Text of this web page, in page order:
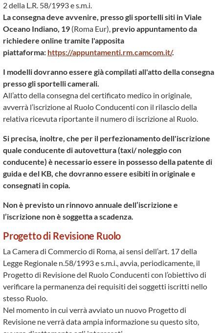
2 della L.R. 58/1993 e s.m.i.
La consegna deve avvenire, presso gli sportelli siti in Viale
Oceano Indiano, 19 (Roma Eur), previo appuntamento da
richiedere online tramite l'apposita
piattaforma: https://appuntamenti.rm.camcom.it/.
I modelli dovranno essere già compilati all'atto della consegna
presso gli sportelli camerali.
All’atto della consegna del certificato medico in originale,
avverrà l’iscrizione al Ruolo Conducenti con il rilascio della
relativa ricevuta riportante il numero di iscrizione al Ruolo.
Si precisa, inoltre, che per il perfezionamento dell'iscrizione
quale conducente di autovettura (taxi/ noleggio con
conducente) è necessario essere in possesso della patente di
guida e del KB, che dovranno essere esibiti in originale e
consegnati in copia.
Non è previsto un rinnovo annuale dell’iscrizione e
l’iscrizione non è soggetta a scadenza.
Progetto di Revisione Ruolo
La Camera di Commercio di Roma, ai sensi dell’art. 17 della
Legge Regionale n.58/1993 e s.m.i., avvia, periodicamente, il
Progetto di Revisione del Ruolo Conducenti con l’obiettivo di
verificare la permanenza dei requisiti dei soggetti iscritti nello
stesso Ruolo.
Nel momento in cui verrà avviato un nuovo Progetto di
Revisione ne verrà data ampia informazione su questo sito,